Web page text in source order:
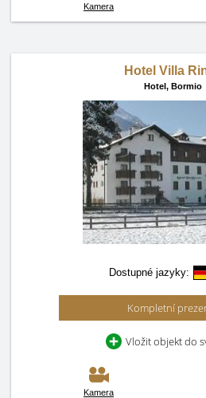
Kamera
Hotel Villa
Hotel, Bormio
Dostupné jazyky:
Kompletní
Vložit objekt do
Kamera